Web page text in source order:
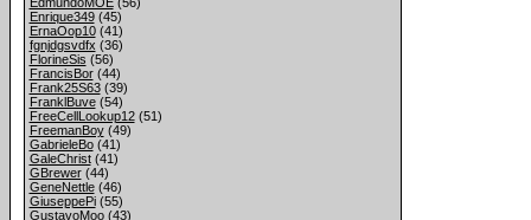
Enrique349(45)
ErnaOop10(41)
fgnjdgsvdfx (36)
FlorineSis (56)
FrancisBor(44)
Frank25S63(39)
FranklBuve(54)
FreeCellLookup12(51)
FreemanBoy(49)
GabrieleBo(41)
GaleChrist(41)
GBrewer(44)
GeneNettle(46)
GiuseppePi(55)
GustavoMoo(43)